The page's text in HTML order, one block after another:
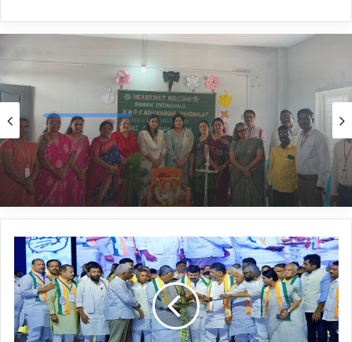
Belagavi News
1 hour ago
*ರಾಣಿ ಚನ್ನಮ್ಮ ಮಹಿಳಾ ಸಹಕಾರಿ ಬ್ಯಾಂಕ್‌ನಿಂದ ಸರ್ಕಾರಿ
ಶಾಲೆಗೆ ಗಣಕಯಂತ್ರ ಹಾಗೂ ಪರಿಕರಗಳ ದೇಣಿಗೆ*
*ಪ್ರಧಾನಿ
ಮೋದಿಗೆ
ಸಿಎಂ
ಸಿದ್ದರಾಮಯ್ಯ
ನೇರ
ಸವಾಲು*